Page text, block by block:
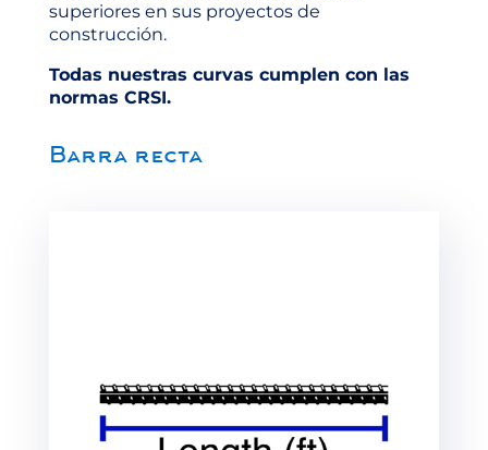
superiores en sus proyectos de
construcción.
Todas nuestras curvas cumplen con las
normas CRSI.
Barra recta